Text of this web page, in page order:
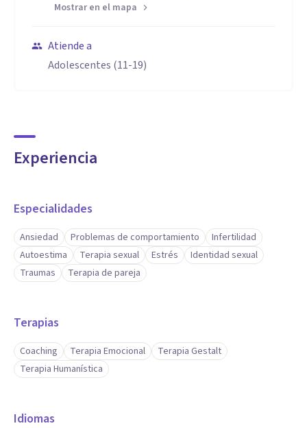
Mostrar en el mapa
Atiende a
Adolescentes (11-19)
Experiencia
Especialidades
Ansiedad Problemas de comportamiento
Infertilidad
Autoestima
Terapia sexual Estrés
Identidad sexual
Traumas
Terapia de pareja
Terapias
Coaching Terapia Emocional
Terapia Gestalt
Terapia Humanística
Idiomas